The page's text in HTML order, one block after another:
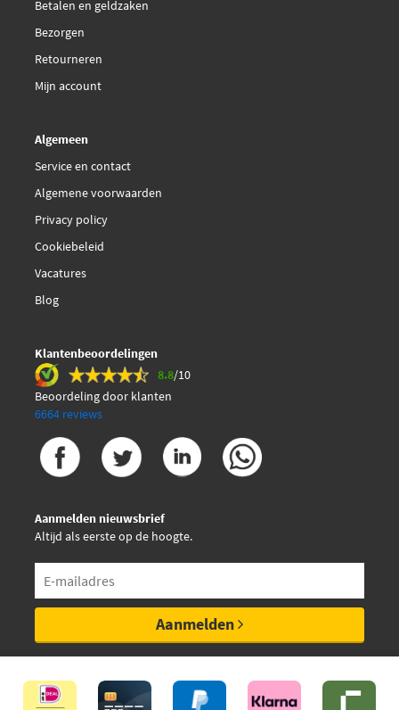
Betalen en geldzaken
Bezorgen
Retourneren
Mijn account
Algemeen
Service en contact
Algemene voorwaarden
Privacy policy
Cookiebeleid
Vacatures
Blog
Klantenbeoordelingen
8.8/10
Beoordeling door klanten
6664 reviews
Aanmelden nieuwsbrief
Altijd als eerste op de hoogte.
Aanmelden